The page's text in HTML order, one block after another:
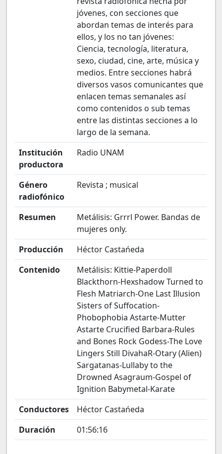
jóvenes, con secciones que
abordan temas de interés para
ellos, y los no tan jóvenes:
Ciencia, tecnología, literatura,
sexo, ciudad, cine, arte, música y
medios. Entre secciones habrá
diversos vasos comunicantes que
enlacen temas semanales así
como contenidos o sub temas
entre las distintas secciones a lo
largo de la semana.
Institución
productora
Radio UNAM
Género
radiofónico
Revista ; musical
Resumen
Metálisis: Grrrl Power. Bandas de
mujeres only.
Producción
Héctor Castańeda
Contenido
Metálisis: Kittie-Paperdoll
Blackthorn-Hexshadow Turned to
Flesh Matriarch-One Last Illusion
Sisters of Suffocation-
Phobophobia Astarte-Mutter
Astarte Crucified Barbara-Rules
and Bones Rock Godess-The Love
Lingers Still DivahaR-Otary (Alien)
Sargatanas-Lullaby to the
Drowned Asagraum-Gospel of
Ignition Babymetal-Karate
Conductores
Héctor Castańeda
Duración
01:56:16